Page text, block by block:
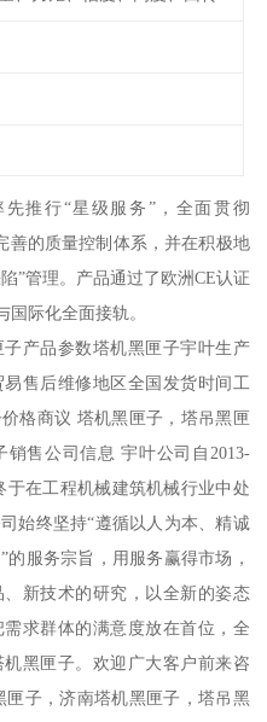
推行“星级服务”，全面贯彻
善的质量控制体系，并在积极地
”管理。产品通过了欧洲CE认证
际化全面接轨。
产品参数塔机黑匣子宇叶生产
售后维修地区全国发货时间工
格商议 塔机黑匣子，塔吊黑匣
售公司信息 宇叶公司自2013-
于在工程机械建筑机械行业中处
始终坚持“遵循以人为本、精诚
服务宗旨，用服务赢得市场，
新技术的研究，以全新的姿态
求群体的满意度放在首位，全
黑匣子。欢迎广大客户前来咨
子，济南塔机黑匣子，塔吊黑